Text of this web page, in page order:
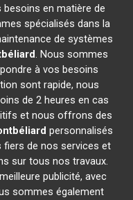
en matière de
spécialisés dans la
de systèmes
. Nous sommes
à vos besoins
sont rapide, nous
de 2 heures en cas
et nous offrons des
personnalisés
fiers de nos services et
sur tous nos travaux.
publicité, avec
sommes également